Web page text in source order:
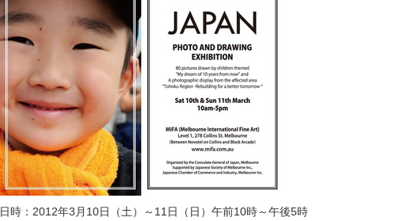
日時：2012年3月10日（土）～11日（日）午前10時～午後5時